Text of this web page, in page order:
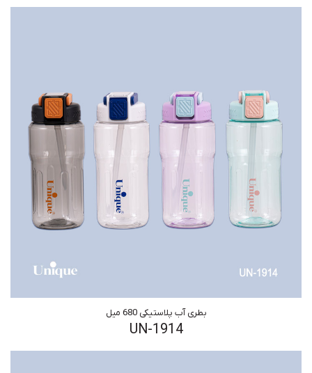
بطری آب پلاستیکی 680 میل
UN-1914